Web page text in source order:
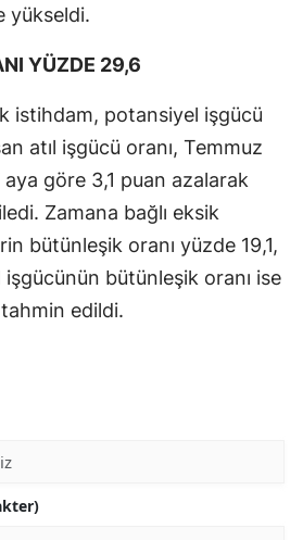
yükseldi.
YÜZDE 29,6
istihdam, potansiyel işgücü
atıl işgücü oranı, Temmuz
göre 3,1 puan azalarak
Zamana bağlı eksik
bütünleşik oranı yüzde 19,1,
bütünleşik oranı ise
edildi.